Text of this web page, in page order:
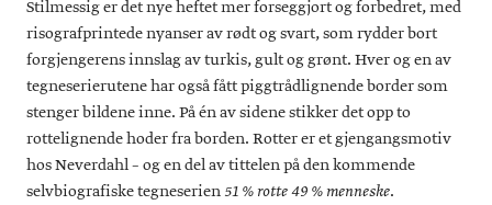
Stilmessig er det nye heftet mer forseggjort og forbedret, med
risografprintede nyanser av rødt og svart, som rydder bort
forgjengerens innslag av turkis, gult og grønt. Hver og en av
tegneserierutene har også fått piggtrådlignende border som
stenger bildene inne. På én av sidene stikker det opp to
rottelignende hoder fra borden. Rotter er et gjengangsmotiv
hos Neverdahl – og en del av tittelen på den kommende
selvbiografiske tegneserien 51 % rotte 49 % menneske.